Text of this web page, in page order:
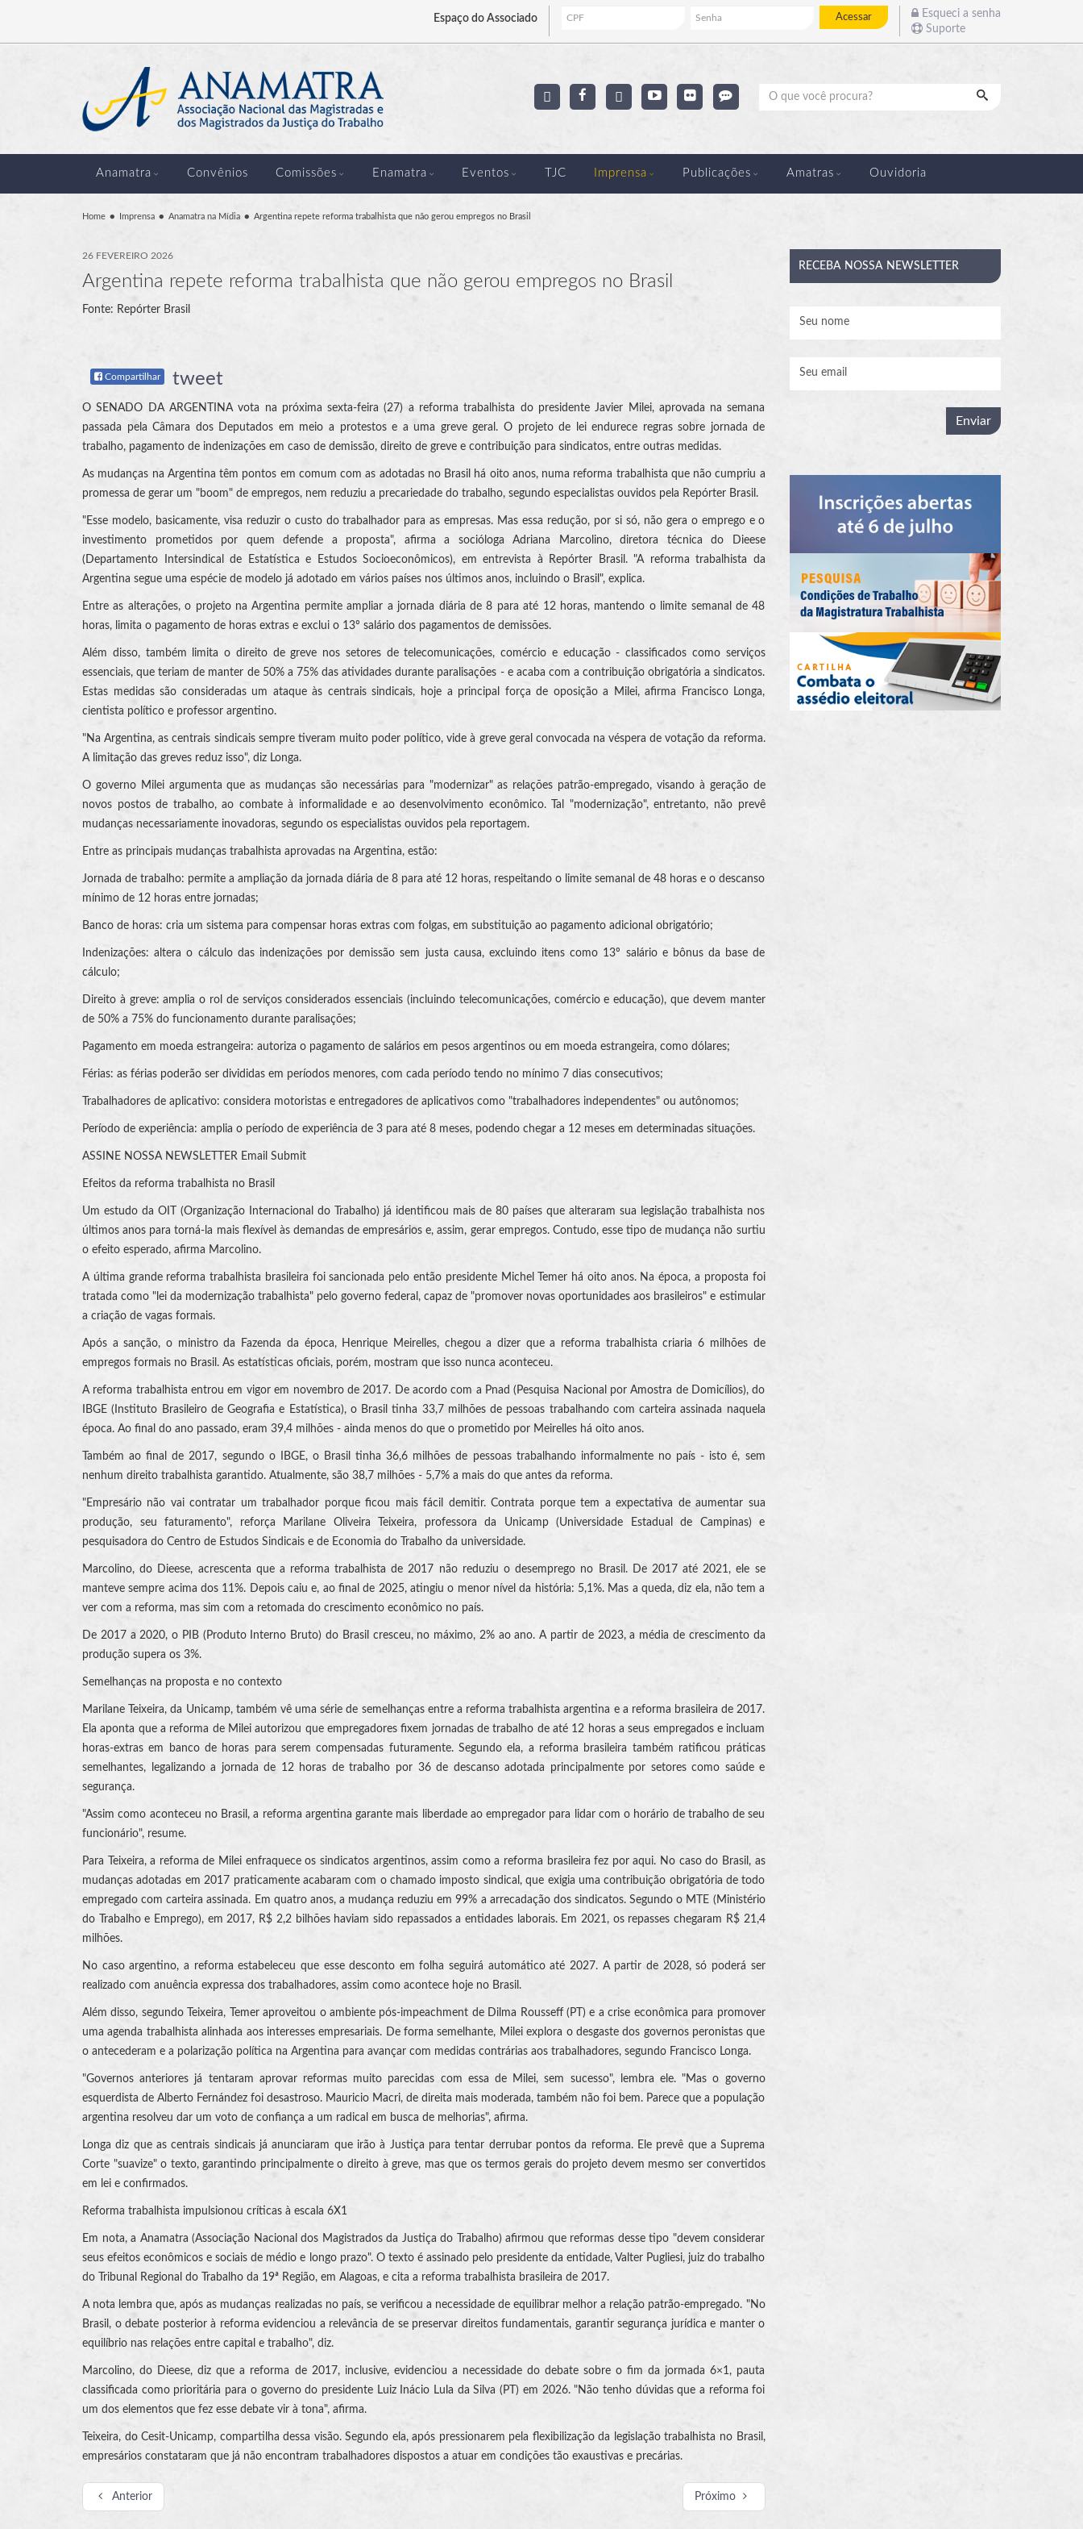
Espaço do Associado Acessar
Esqueci a senha
Suporte
Pesquisar
Anamatra Convênios Comissões Enamatra Eventos TJC Imprensa Publicações Amatras Ouvidoria
Home Imprensa Anamatra na Mídia Argentina repete reforma trabalhista que não gerou empregos no Brasil
26 FEVEREIRO 2026
Argentina repete reforma trabalhista que não gerou empregos no Brasil
Fonte: Repórter Brasil
Compartilhar tweet
O SENADO DA ARGENTINA vota na próxima sexta-feira (27) a reforma trabalhista do presidente Javier Milei, aprovada na semana
passada pela Câmara dos Deputados em meio a protestos e a uma greve geral. O projeto de lei endurece regras sobre jornada de
trabalho, pagamento de indenizações em caso de demissão, direito de greve e contribuição para sindicatos, entre outras medidas.
As mudanças na Argentina têm pontos em comum com as adotadas no Brasil há oito anos, numa reforma trabalhista que não cumpriu a
promessa de gerar um "boom" de empregos, nem reduziu a precariedade do trabalho, segundo especialistas ouvidos pela Repórter Brasil.
"Esse modelo, basicamente, visa reduzir o custo do trabalhador para as empresas. Mas essa redução, por si só, não gera o emprego e o
investimento prometidos por quem defende a proposta", afirma a socióloga Adriana Marcolino, diretora técnica do Dieese
(Departamento Intersindical de Estatística e Estudos Socioeconômicos), em entrevista à Repórter Brasil. "A reforma trabalhista da
Argentina segue uma espécie de modelo já adotado em vários países nos últimos anos, incluindo o Brasil", explica.
Entre as alterações, o projeto na Argentina permite ampliar a jornada diária de 8 para até 12 horas, mantendo o limite semanal de 48
horas, limita o pagamento de horas extras e exclui o 13º salário dos pagamentos de demissões.
Além disso, também limita o direito de greve nos setores de telecomunicações, comércio e educação - classificados como serviços
essenciais, que teriam de manter de 50% a 75% das atividades durante paralisações - e acaba com a contribuição obrigatória a sindicatos.
Estas medidas são consideradas um ataque às centrais sindicais, hoje a principal força de oposição a Milei, afirma Francisco Longa,
cientista político e professor argentino.
"Na Argentina, as centrais sindicais sempre tiveram muito poder político, vide à greve geral convocada na véspera de votação da reforma.
A limitação das greves reduz isso", diz Longa.
O governo Milei argumenta que as mudanças são necessárias para "modernizar" as relações patrão-empregado, visando à geração de
novos postos de trabalho, ao combate à informalidade e ao desenvolvimento econômico. Tal "modernização", entretanto, não prevê
mudanças necessariamente inovadoras, segundo os especialistas ouvidos pela reportagem.
Entre as principais mudanças trabalhista aprovadas na Argentina, estão:
Jornada de trabalho: permite a ampliação da jornada diária de 8 para até 12 horas, respeitando o limite semanal de 48 horas e o descanso
mínimo de 12 horas entre jornadas;
Banco de horas: cria um sistema para compensar horas extras com folgas, em substituição ao pagamento adicional obrigatório;
Indenizações: altera o cálculo das indenizações por demissão sem justa causa, excluindo itens como 13º salário e bônus da base de
cálculo;
Direito à greve: amplia o rol de serviços considerados essenciais (incluindo telecomunicações, comércio e educação), que devem manter
de 50% a 75% do funcionamento durante paralisações;
Pagamento em moeda estrangeira: autoriza o pagamento de salários em pesos argentinos ou em moeda estrangeira, como dólares;
Férias: as férias poderão ser divididas em períodos menores, com cada período tendo no mínimo 7 dias consecutivos;
Trabalhadores de aplicativo: considera motoristas e entregadores de aplicativos como "trabalhadores independentes" ou autônomos;
Período de experiência: amplia o período de experiência de 3 para até 8 meses, podendo chegar a 12 meses em determinadas situações.
ASSINE NOSSA NEWSLETTER Email Submit
Efeitos da reforma trabalhista no Brasil
Um estudo da OIT (Organização Internacional do Trabalho) já identificou mais de 80 países que alteraram sua legislação trabalhista nos
últimos anos para torná-la mais flexível às demandas de empresários e, assim, gerar empregos. Contudo, esse tipo de mudança não surtiu
o efeito esperado, afirma Marcolino.
A última grande reforma trabalhista brasileira foi sancionada pelo então presidente Michel Temer há oito anos. Na época, a proposta foi
tratada como "lei da modernização trabalhista" pelo governo federal, capaz de "promover novas oportunidades aos brasileiros" e estimular
a criação de vagas formais.
Após a sanção, o ministro da Fazenda da época, Henrique Meirelles, chegou a dizer que a reforma trabalhista criaria 6 milhões de
empregos formais no Brasil. As estatísticas oficiais, porém, mostram que isso nunca aconteceu.
A reforma trabalhista entrou em vigor em novembro de 2017. De acordo com a Pnad (Pesquisa Nacional por Amostra de Domicílios), do
IBGE (Instituto Brasileiro de Geografia e Estatística), o Brasil tinha 33,7 milhões de pessoas trabalhando com carteira assinada naquela
época. Ao final do ano passado, eram 39,4 milhões - ainda menos do que o prometido por Meirelles há oito anos.
Também ao final de 2017, segundo o IBGE, o Brasil tinha 36,6 milhões de pessoas trabalhando informalmente no país - isto é, sem
nenhum direito trabalhista garantido. Atualmente, são 38,7 milhões - 5,7% a mais do que antes da reforma.
"Empresário não vai contratar um trabalhador porque ficou mais fácil demitir. Contrata porque tem a expectativa de aumentar sua
produção, seu faturamento", reforça Marilane Oliveira Teixeira, professora da Unicamp (Universidade Estadual de Campinas) e
pesquisadora do Centro de Estudos Sindicais e de Economia do Trabalho da universidade.
Marcolino, do Dieese, acrescenta que a reforma trabalhista de 2017 não reduziu o desemprego no Brasil. De 2017 até 2021, ele se
manteve sempre acima dos 11%. Depois caiu e, ao final de 2025, atingiu o menor nível da história: 5,1%. Mas a queda, diz ela, não tem a
ver com a reforma, mas sim com a retomada do crescimento econômico no país.
De 2017 a 2020, o PIB (Produto Interno Bruto) do Brasil cresceu, no máximo, 2% ao ano. A partir de 2023, a média de crescimento da
produção supera os 3%.
Semelhanças na proposta e no contexto
Marilane Teixeira, da Unicamp, também vê uma série de semelhanças entre a reforma trabalhista argentina e a reforma brasileira de 2017.
Ela aponta que a reforma de Milei autorizou que empregadores fixem jornadas de trabalho de até 12 horas a seus empregados e incluam
horas-extras em banco de horas para serem compensadas futuramente. Segundo ela, a reforma brasileira também ratificou práticas
semelhantes, legalizando a jornada de 12 horas de trabalho por 36 de descanso adotada principalmente por setores como saúde e
segurança.
"Assim como aconteceu no Brasil, a reforma argentina garante mais liberdade ao empregador para lidar com o horário de trabalho de seu
funcionário", resume.
Para Teixeira, a reforma de Milei enfraquece os sindicatos argentinos, assim como a reforma brasileira fez por aqui. No caso do Brasil, as
mudanças adotadas em 2017 praticamente acabaram com o chamado imposto sindical, que exigia uma contribuição obrigatória de todo
empregado com carteira assinada. Em quatro anos, a mudança reduziu em 99% a arrecadação dos sindicatos. Segundo o MTE (Ministério
do Trabalho e Emprego), em 2017, R$ 2,2 bilhões haviam sido repassados a entidades laborais. Em 2021, os repasses chegaram R$ 21,4
milhões.
No caso argentino, a reforma estabeleceu que esse desconto em folha seguirá automático até 2027. A partir de 2028, só poderá ser
realizado com anuência expressa dos trabalhadores, assim como acontece hoje no Brasil.
Além disso, segundo Teixeira, Temer aproveitou o ambiente pós-impeachment de Dilma Rousseff (PT) e a crise econômica para promover
uma agenda trabalhista alinhada aos interesses empresariais. De forma semelhante, Milei explora o desgaste dos governos peronistas que
o antecederam e a polarização política na Argentina para avançar com medidas contrárias aos trabalhadores, segundo Francisco Longa.
"Governos anteriores já tentaram aprovar reformas muito parecidas com essa de Milei, sem sucesso", lembra ele. "Mas o governo
esquerdista de Alberto Fernández foi desastroso. Mauricio Macri, de direita mais moderada, também não foi bem. Parece que a população
argentina resolveu dar um voto de confiança a um radical em busca de melhorias", afirma.
Longa diz que as centrais sindicais já anunciaram que irão à Justiça para tentar derrubar pontos da reforma. Ele prevê que a Suprema
Corte "suavize" o texto, garantindo principalmente o direito à greve, mas que os termos gerais do projeto devem mesmo ser convertidos
em lei e confirmados.
Reforma trabalhista impulsionou críticas à escala 6X1
Em nota, a Anamatra (Associação Nacional dos Magistrados da Justiça do Trabalho) afirmou que reformas desse tipo "devem considerar
seus efeitos econômicos e sociais de médio e longo prazo". O texto é assinado pelo presidente da entidade, Valter Pugliesi, juiz do trabalho
do Tribunal Regional do Trabalho da 19ª Região, em Alagoas, e cita a reforma trabalhista brasileira de 2017.
A nota lembra que, após as mudanças realizadas no país, se verificou a necessidade de equilibrar melhor a relação patrão-empregado. "No
Brasil, o debate posterior à reforma evidenciou a relevância de se preservar direitos fundamentais, garantir segurança jurídica e manter o
equilíbrio nas relações entre capital e trabalho", diz.
Marcolino, do Dieese, diz que a reforma de 2017, inclusive, evidenciou a necessidade do debate sobre o fim da jormada 6×1, pauta
classificada como prioritária para o governo do presidente Luiz Inácio Lula da Silva (PT) em 2026. "Não tenho dúvidas que a reforma foi
um dos elementos que fez esse debate vir à tona", afirma.
Teixeira, do Cesit-Unicamp, compartilha dessa visão. Segundo ela, após pressionarem pela flexibilização da legislação trabalhista no Brasil,
empresários constataram que já não encontram trabalhadores dispostos a atuar em condições tão exaustivas e precárias.
Anterior Próximo
RECEBA NOSSA NEWSLETTER